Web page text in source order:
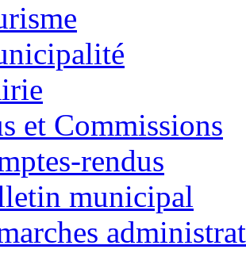
et Commissions
rendus
municipal